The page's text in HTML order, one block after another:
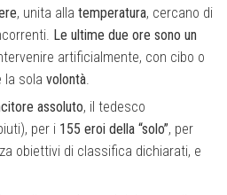
, unita alla temperatura, cercano di
Le ultime due ore sono un
artificialmente, con cibo o
la sola volontà
assoluto, il tedesco
per i 155 eroi della “solo”, per
obiettivi di classifica dichiarati, e